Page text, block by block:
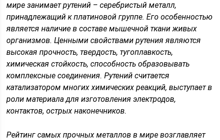
мире занимает рутений – серебристый металл,
принадлежащий к платиновой группе. Его особенностью
является наличие в составе мышечной ткани живых
организмов. Ценными свойствами рутения являются
высокая прочность, твердость, тугоплавкость,
химическая стойкость, способность образовывать
комплексные соединения. Рутений считается
катализатором многих химических реакций, выступает в
роли материала для изготовления электродов,
контактов, острых наконечников.
Рейтинг самых прочных металлов в мире возглавляет